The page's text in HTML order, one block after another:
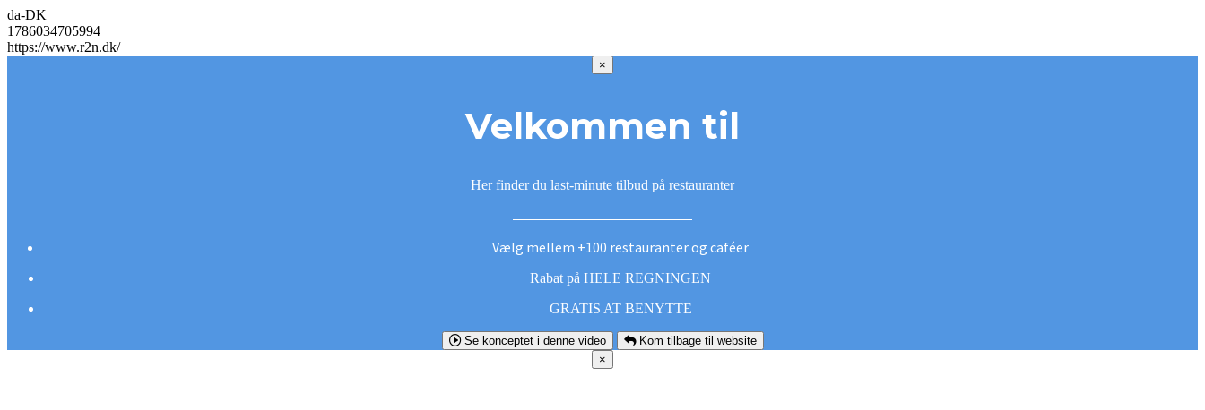
da-DK
1786034705994
https://www.r2n.dk/
×
Velkommen til
Her finder du last-minute tilbud på restauranter
Vælg mellem +100 restauranter og caféer
Rabat på HELE REGNINGEN
GRATIS AT BENYTTE
Se konceptet i denne video
Kom tilbage til website
×